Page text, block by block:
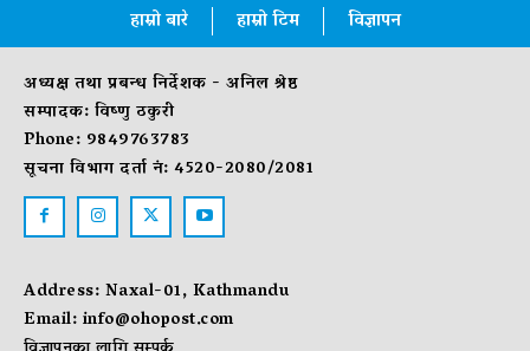
हाम्रो बारे हाम्रो टिम विज्ञापन
अध्यक्ष तथा प्रबन्ध निर्देशक - अनिल श्रेष्ठ
सम्पादक: विष्णु ठकुरी
Phone: 9849763783
सूचना विभाग दर्ता नं: 4520-2080/2081
Address: Naxal-01, Kathmandu
Email:info@ohopost.com